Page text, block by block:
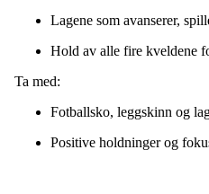
Lagene som avanserer,
Hold av alle fire kveldene
Ta med:
Fotballsko, leggskinn og
Positive holdninger og